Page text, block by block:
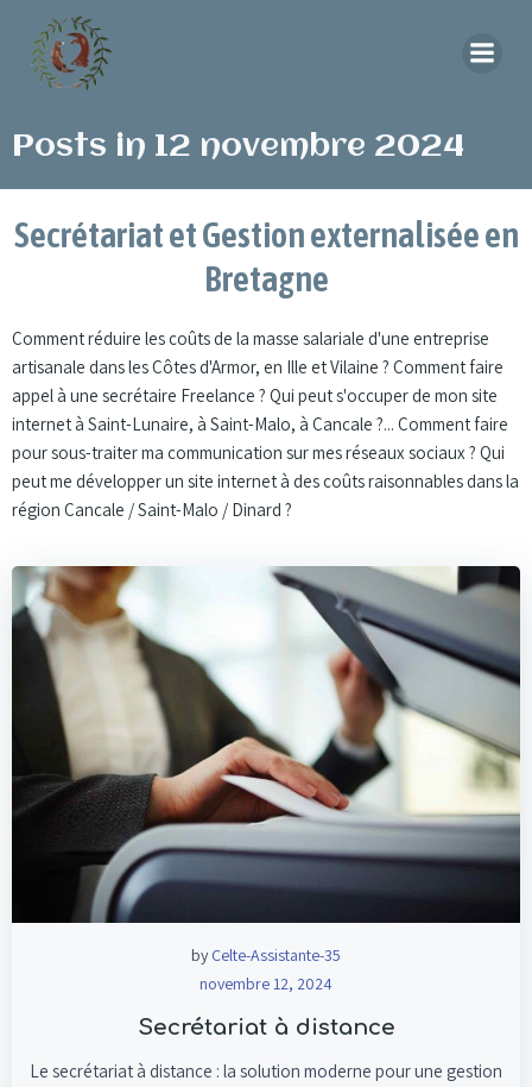
Posts in 12 novembre 2024
Secrétariat et Gestion externalisée en
Bretagne
Comment réduire les coûts de la masse salariale d'une entreprise
artisanale dans les Côtes d'Armor, en Ille et Vilaine ? Comment faire
appel à une secrétaire Freelance ? Qui peut s'occuper de mon site
internet à Saint-Lunaire, à Saint-Malo, à Cancale ?... Comment faire
pour sous-traiter ma communication sur mes réseaux sociaux ? Qui
peut me développer un site internet à des coûts raisonnables dans la
région Cancale / Saint-Malo / Dinard ?
by Celte-Assistante-35
novembre 12, 2024
Secrétariat à distance
Le secrétariat à distance : la solution moderne pour une gestion